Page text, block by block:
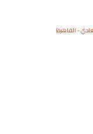
- القاهرة)